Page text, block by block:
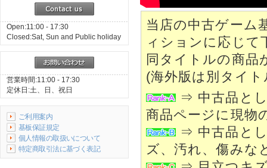
Open:11:00 - 17:30
Closed:Sat, Sun and Public holiday
営業時間:11:00 - 17:30
定休日:土、日、祝日
ご利用案内
基板保証規定
個人情報の取扱いについて
特定商取引法に基づく表記
当店の中古ゲーム
ィションに応じて
同タイトルの商品
(海外版は別タイ
⇒ 中古品とし
商品ページに現物
⇒ 中古品とし
ズ、汚れ、傷みな